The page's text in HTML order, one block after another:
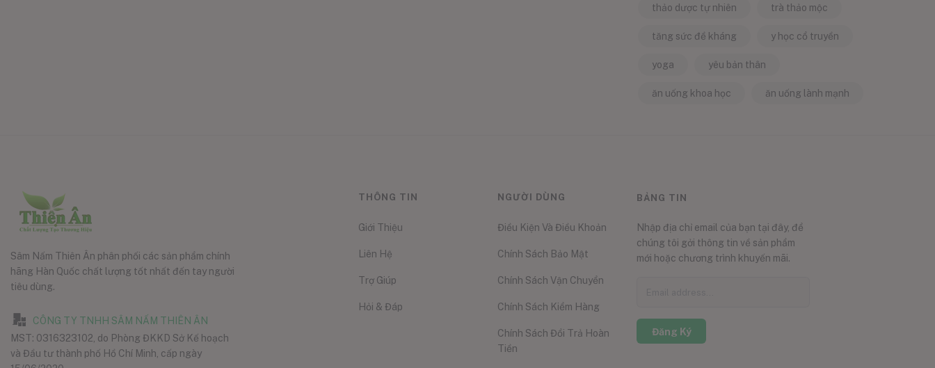
thảo dược tự nhiên trà thảo mộc
tăng sức đề kháng y học cổ truyền
yoga yêu bản thân
ăn uống khoa học ăn uống lành mạnh
Sâm Nấm Thiên Ân phân phối các sản phẩm chính
hãng Hàn Quốc chất lượng tốt nhất đến tay người
tiêu dùng.
CÔNG TY TNHH SÂM NẤM THIÊN ÂN
MST: 0316323102, do Phòng ĐKKD Sở Kế hoạch
và Đầu tư thành phố Hồ Chí Minh, cấp ngày
THÔNG TIN
Giới Thiệu
Liên Hệ
Trợ Giúp
Hỏi & Đáp
NGƯỜI DÙNG
Điều Kiện Và Điều Khoản
Chính Sách Bảo Mật
Chính Sách Vận Chuyển
Chính Sách Kiểm Hàng
Chính Sách Đổi Trả Hoàn
Tiền
BẢNG TIN
Nhập địa chỉ email của bạn tại đây, để
chúng tôi gởi thông tin về sản phẩm
mới hoặc chương trình khuyến mãi.
Đăng Ký